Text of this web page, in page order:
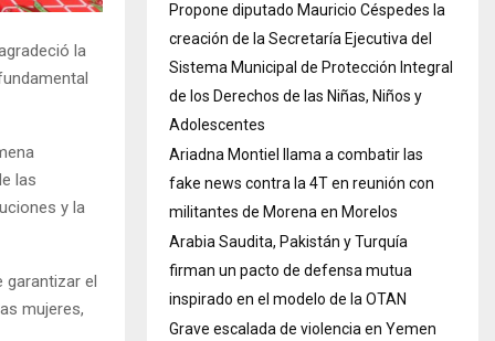
la
las
y la
garantizar el
mujeres,
Propone diputado Mauricio Céspedes la
creación de la Secretaría Ejecutiva del
Sistema Municipal de Protección Integral
de los Derechos de las Niñas, Niños y
Adolescentes
Ariadna Montiel llama a combatir las
fake news contra la 4T en reunión con
militantes de Morena en Morelos
Arabia Saudita, Pakistán y Turquía
firman un pacto de defensa mutua
inspirado en el modelo de la OTAN
Grave escalada de violencia en Yemen